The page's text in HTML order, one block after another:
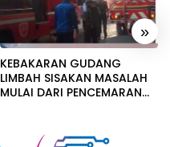
»
KEBAKARAN GUDANG
LIMBAH SISAKAN MASALAH
MULAI DARI PENCEMARAN
IZIN LINGKUNGAN